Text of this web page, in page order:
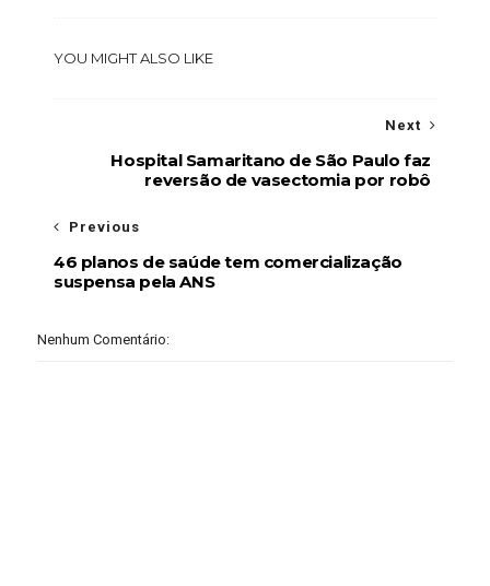
YOU MIGHT ALSO LIKE
Next
Hospital Samaritano de São Paulo faz
reversão de vasectomia por robô
Previous
46 planos de saúde tem comercialização
suspensa pela ANS
Nenhum Comentário: